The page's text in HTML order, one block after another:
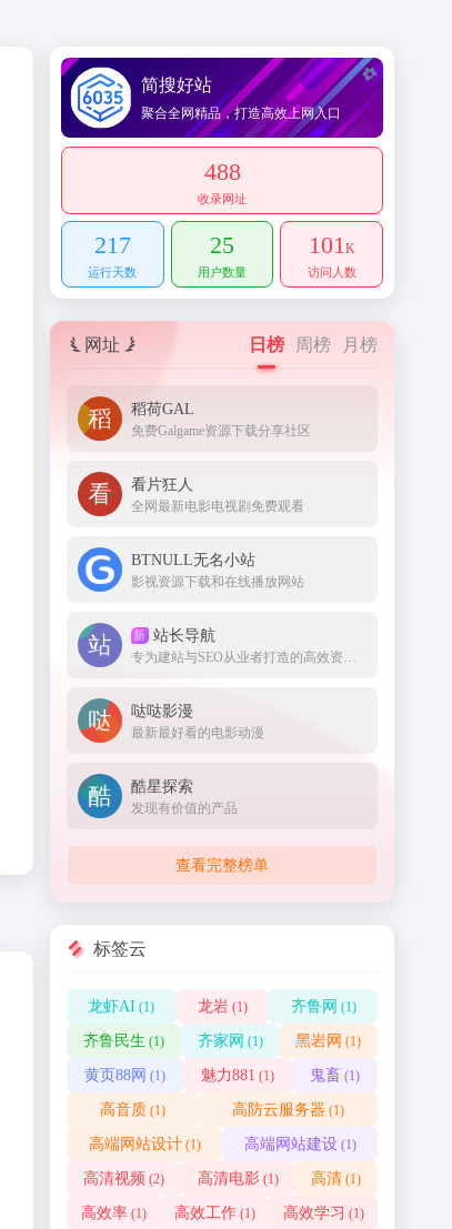
简搜好站
聚合全网精品，打造高效上网入口
488
收录网址
217
运行天数
25
用户数量
101K
访问人数
网址 日榜 周榜 月榜
稻荷GAL
免费Galgame资源下载分享社区
看片狂人
全网最新电影电视剧免费观看
BTNULL无名小站
影视资源下载和在线播放网站
新 站长导航
哒哒影漫
最新最好看的电影动漫
酷星探索
发现有价值的产品
查看完整榜单
标签云
龙虾AI (1) 龙岩 (1) 齐鲁网 (1)
齐鲁民生 (1) 齐家网 (1) 黑岩网 (1)
黄页88网 (1) 魅力881 (1) 鬼畜 (1)
高音质 (1) 高防云服务器 (1)
高端网站设计(1) 高端网站建设(1)
高清视频 (2) 高清电影(1) 高清 (1)
高效率(1) 高效工作(1) 高效学习 (1)